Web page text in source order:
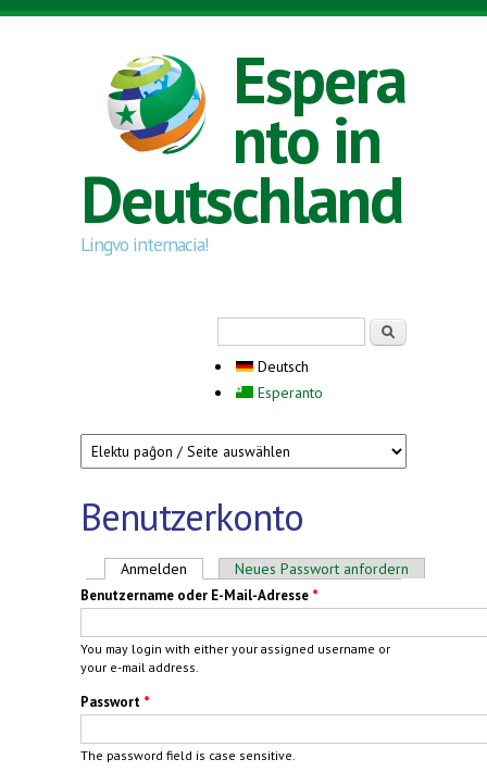
Direkt zum Inhalt
Espera
nto in
Deutschland
Lingvo internacia!
Deutsch
Esperanto
Benutzerkonto
Haupt-Reiter
Anmelden (aktiver Reiter)
Neues Passwort anfordern
Benutzername oder E-Mail-Adresse *
You may login with either your assigned username or
your e-mail address.
Passwort *
The password field is case sensitive.